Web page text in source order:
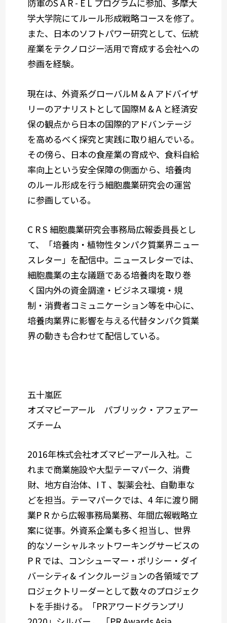
防軍のS A R - E L プログラムに参加、多摩大
学大学院にてルール形成戦略コースを修了。
また、日本のソフトパワー研究として、伝統
産業をテクノロジー活用で育成する会社への
参画を経験。
現在は、外資系グローバルM & A アドバイザ
リーのアナリストとして国際M & A と経済安
保の観点から日本の国際的アドバンテージ
を高めるべく探究と実践に取り組んでいる。
その傍ら、日本の食産業の育成や、食料自給
率向上という安全保障の側面から、培養肉
のルール形成を行う細胞農業研究会の運営
に参画している。
C R S 細胞農業研究会事務局広報委員⾧とし
て、「培養肉・植物性タンパク質業界ニュー
スレター」を配信中。ニュースレターでは、
細胞農業の主な議題である培養肉を取り巻
く国内外の資金調達・ビジネス環境・規
制・消費者コミュニケーション等を中心に、
培養肉業界に影響を与える代替タンパク質業
界の動きも合わせて配信している。
五十嵐匠
オズマピーアール パブリック・アフェアー
ズチーム
2016年株式会社オズマピーアール入社。こ
れまで商業施設や大型テーマパーク、消費
財、地方自治体、I T 、製薬会社、自動車な
どを担当。テーマパークでは、4 年に渡り開
業P R から広報事務局業務、年間広報戦略立
案に従事。外資系企業も多く担当し、世界
的なソーシャルネットワーキングサービスの
P R では、コンシューマー・ポリシー・ダイ
バーシティ& インクルージョンの各領域でプ
ロジェクトリーダーとして数々のプロジェク
トを手掛ける。「PRアワードグランプリ